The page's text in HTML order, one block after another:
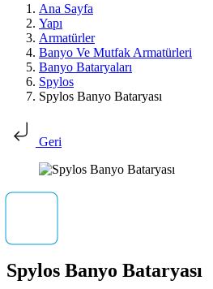
Ana Sayfa
Yapı
Armatürler
Banyo Ve Mutfak Armatürleri
Banyo Bataryaları
Spylos
Spylos Banyo Bataryası
Geri
Spylos Banyo Bataryası